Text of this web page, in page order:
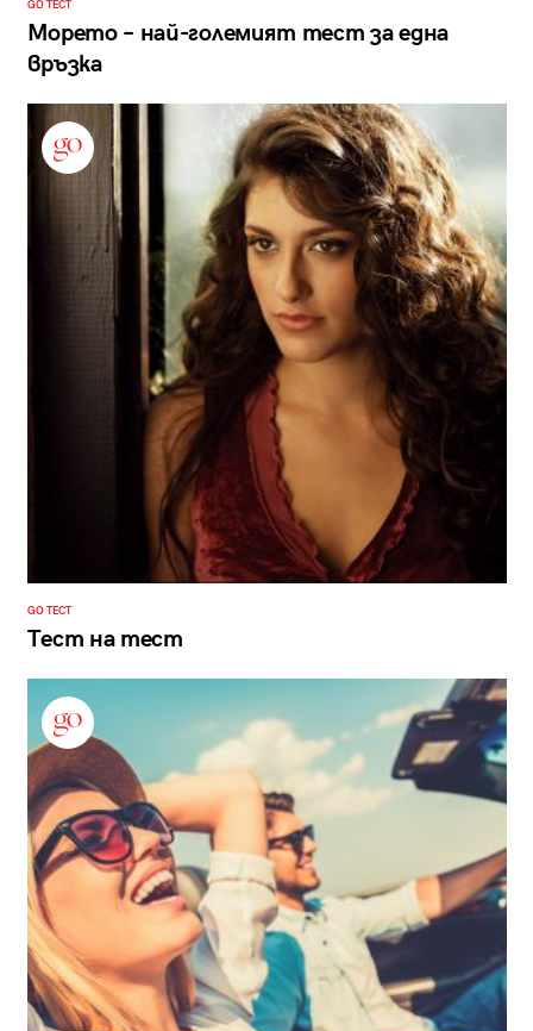
GO ТЕСТ
Морето – най-големият тест за една
връзка
GO ТЕСТ
Тест на тест